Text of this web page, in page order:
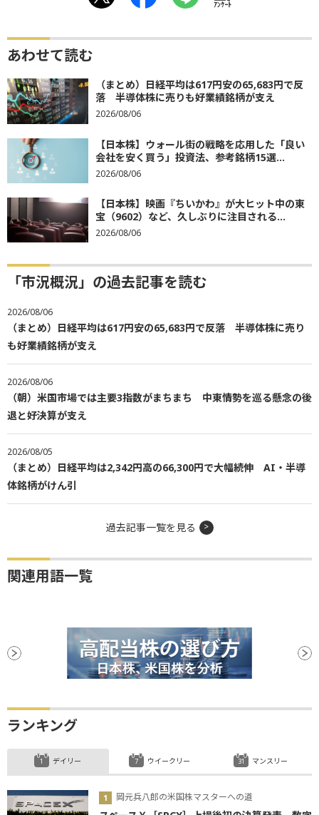
ｱﾝｹｰﾄ
あわせて読む
（まとめ）日経平均は617円安の65,683円で反
落 半導体株に売りも好業績銘柄が支え
2026/08/06
【日本株】ウォール街の戦略を応用した「良い
会社を安く買う」投資法、参考銘柄15選...
2026/08/06
【日本株】映画『ちいかわ』が大ヒット中の東
宝（9602）など、久しぶりに注目される...
2026/08/06
「市況概況」の過去記事を読む
2026/08/06
（まとめ）日経平均は617円安の65,683円で反落 半導体株に売り
も好業績銘柄が支え
2026/08/06
（朝）米国市場では主要3指数がまちまち 中東情勢を巡る懸念の後
退と好決算が支え
2026/08/05
（まとめ）日経平均は2,342円高の66,300円で大幅続伸 AI・半導
体銘柄がけん引
過去記事一覧を見る
関連用語一覧
ランキング
デイリー
岡元兵八郎の米国株マスターへの道
ウイークリー マンスリー